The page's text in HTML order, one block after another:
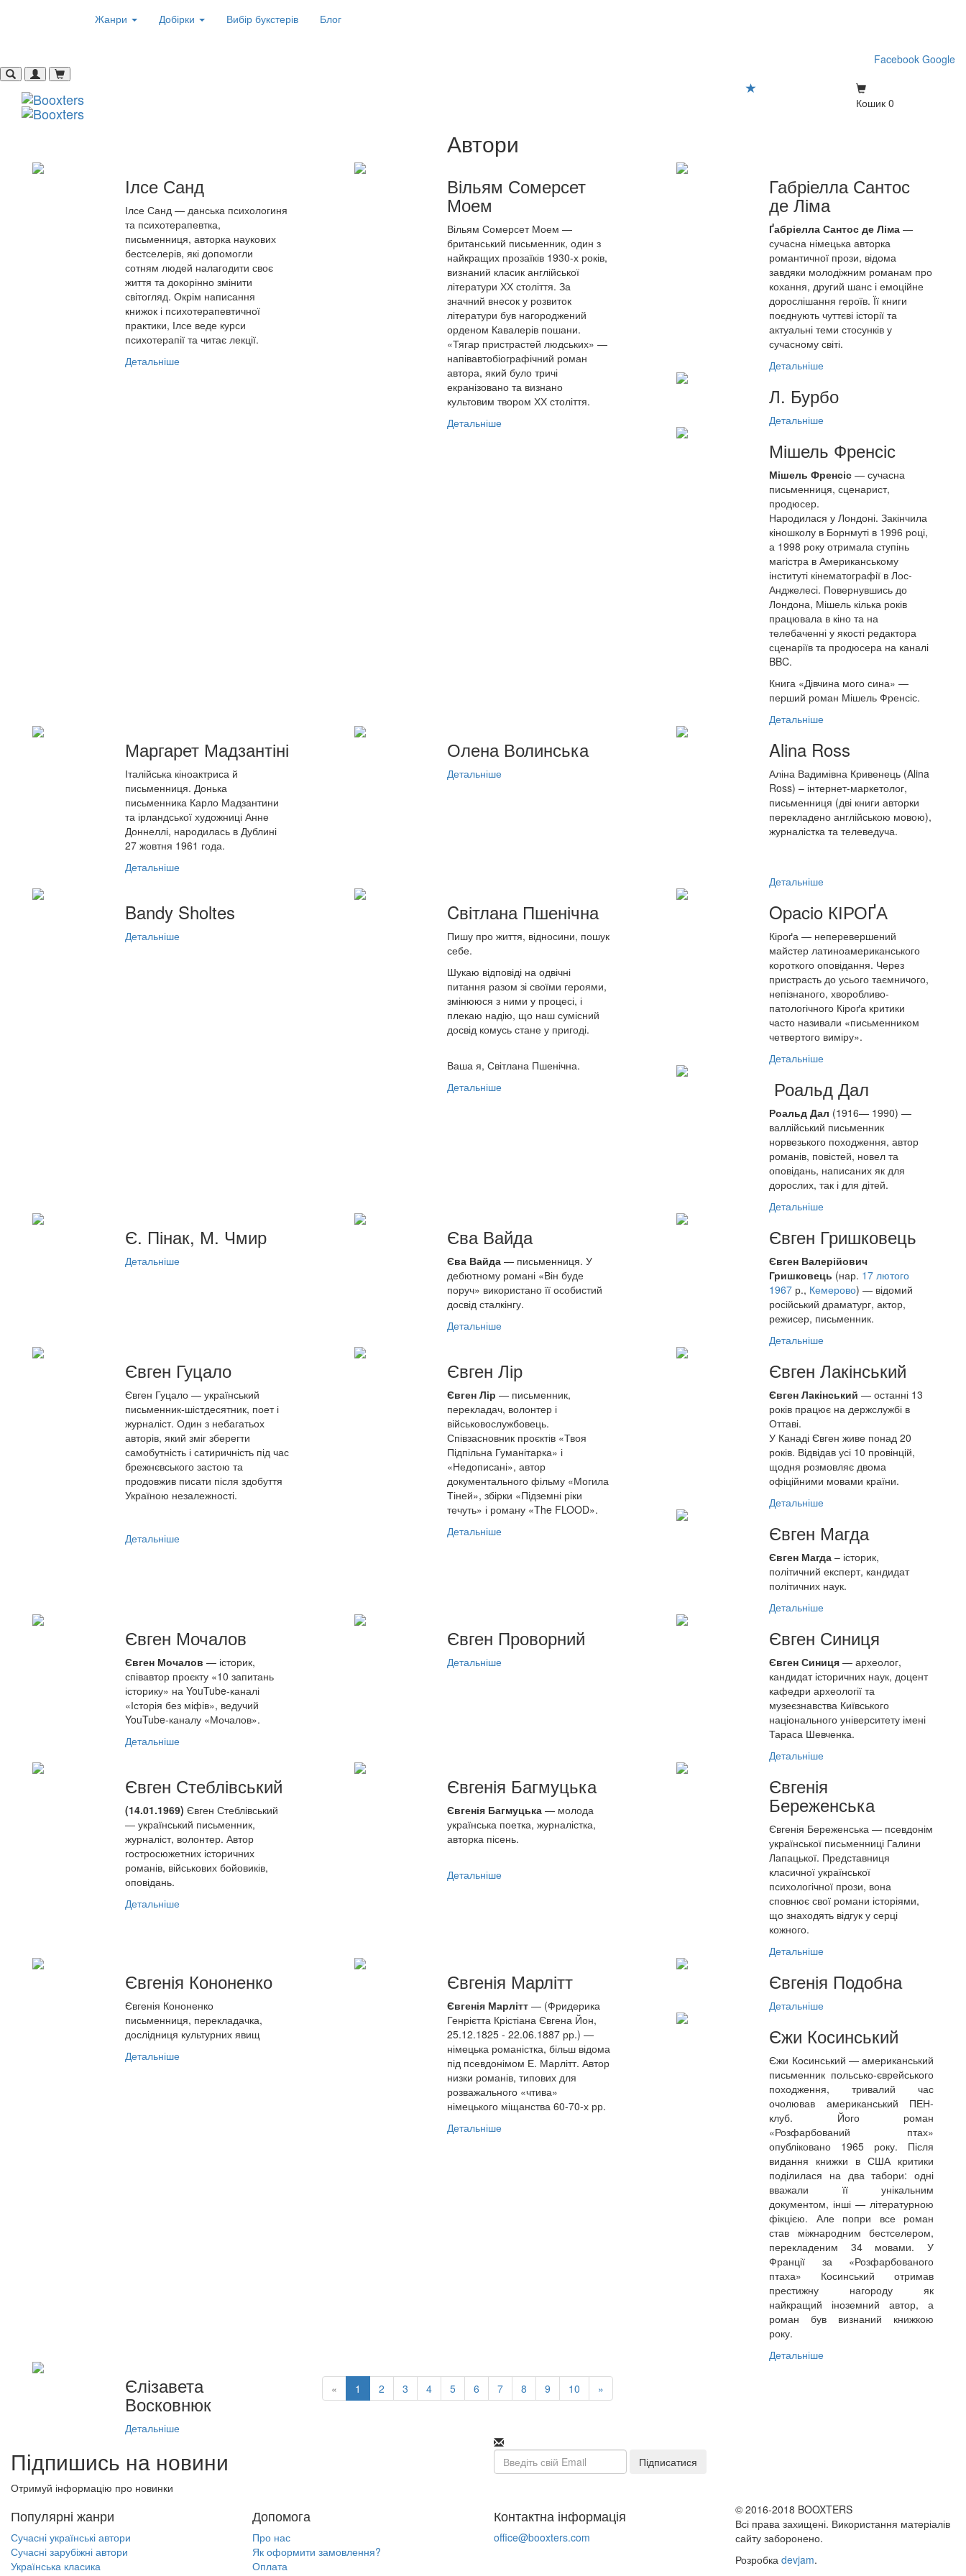
Жанри Добірки Вибір букстерів Блог
Facebook Google
Кошик 0
Автори
Ілсе Санд
Ілсе Санд — данська психологиня
та психотерапевтка,
письменниця, авторка наукових
бестселерів, які допомогли
сотням людей налагодити своє
життя та докорінно змінити
світогляд. Окрім написання
книжок і психотерапевтичної
практики, Ілсе веде курси
психотерапії та читає лекції.
Детальніше
Вільям Сомерсет
Моем
Вільям Сомерсет Моем —
британський письменник, один з
найкращих прозаїків 1930-х років,
визнаний класик англійської
літератури ХХ століття. За
значний внесок у розвиток
літератури був нагороджений
орденом Кавалерів пошани.
«Тягар пристрастей людських» —
напівавтобіографічний роман
автора, який було тричі
екранізовано та визнано
культовим твором ХХ століття.
Детальніше
Габріелла Сантос
де Ліма
Ґабріелла Сантос де Ліма —
сучасна німецька авторка
романтичної прози, відома
завдяки молодіжним романам про
кохання, другий шанс і емоційне
дорослішання героїв. Її книги
поєднують чуттєві історії та
актуальні теми стосунків у
сучасному світі.
Детальніше
Л. Бурбо
Детальніше
Мішель Френсіс
Мішель Френсіс — сучасна
письменниця, сценарист,
продюсер.
Народилася у Лондоні. Закінчила
кіношколу в Борнмуті в 1996 році,
а 1998 року отримала ступінь
магістра в Американському
інституті кінематографії в Лос-
Анджелесі. Повернувшись до
Лондона, Мішель кілька років
працювала в кіно та на
телебаченні у якості редактора
сценаріїв та продюсера на каналі
BBC.
Книга «Дівчина мого сина» —
перший роман Мішель Френсіс.
Детальніше
Маргарет Мадзантіні
Італійська кіноактриса й
письменниця. Донька
письменника Карло Мадзантини
та ірландської художниці Анне
Доннеллі, народилась в Дублині
27 жовтня 1961 года.
Детальніше
Олена Волинська
Детальніше
Alina Ross
Аліна Вадимівна Кривенець (Alina
Ross) – інтернет-маркетолог,
письменниця (дві книги авторки
перекладено англійською мовою),
журналістка та телеведуча.
Детальніше
Bandy Sholtes
Детальніше
Cвітлана Пшенічна
Пишу про життя, відносини, пошук
себе.
Шукаю відповіді на одвічні
питання разом зі своїми героями,
змінююся з ними у процесі, і
плекаю надію, що наш сумісний
досвід комусь стане у пригоді.
Ваша я, Світлана Пшенічна.
Детальніше
Opacio КІРОҐА
Кіроґа — неперевершений
майстер латиноамериканського
короткого оповідання. Через
пристрасть до усього таємничого,
непізнаного, хворобливо-
патологічного Кіроґа критики
часто називали «письменником
четвертого виміру».
Детальніше
Роальд Дал
Роальд Дал (1916— 1990) —
валлійський письменник
норвезького походження, автор
романів, повістей, новел та
оповідань, написаних як для
дорослих, так і для дітей.
Детальніше
Є. Пінак, М. Чмир
Детальніше
Єва Вайда
Єва Вайда — письменниця. У
дебютному романі «Він буде
поруч» використано її особистий
досвід сталкінгу.
Детальніше
Євген Гришковець
Євген Валерійович
Гришковець (нар. 17 лютого
1967 р., Кемерово) — відомий
російський драматург, актор,
режисер, письменник.
Детальніше
Євген Гуцало
Євген Гуцало — український
письменник-шістдесятник, поет і
журналіст. Один з небагатьох
авторів, який зміг зберегти
самобутність і сатиричність під час
брежнєвського застою та
продовжив писати після здобуття
Україною незалежності.
Детальніше
Євген Лір
Євген Лір — письменник,
перекладач, волонтер і
військовослужбовець.
Співзасновник проєктів «Твоя
Підпільна Гуманітарка» і
«Недописані», автор
документального фільму «Могила
Тіней», збірки «Підземні ріки
течуть» і роману «The FLOOD».
Детальніше
Євген Лакінський
Євген Лакінський — останні 13
років працює на держслужбі в
Оттаві.
У Канаді Євген живе понад 20
років. Відвідав усі 10 провінцій,
щодня розмовляє двома
офіційними мовами країни.
Детальніше
Євген Магда
Євген Магда– історик,
політичний експерт, кандидат
політичних наук.
Детальніше
Євген Мочалов
Євген Мочалов — історик,
співавтор проєкту «10 запитань
історику» на YouTube-каналі
«Історія без міфів», ведучий
YouTube-каналу «Мочалов».
Детальніше
Євген Проворний
Детальніше
Євген Синиця
Євген Синиця — археолог,
кандидат історичних наук, доцент
кафедри археології та
музеєзнавства Київського
національного університету імені
Тараса Шевченка.
Детальніше
Євген Стеблівський
(14.01.1969) Євген Стеблівський
— український письменник,
журналіст, волонтер. Автор
гостросюжетних історичних
романів, військових бойовиків,
оповідань.
Детальніше
Євгенія Багмуцька
Євгенія Багмуцька — молода
українська поетка, журналістка,
авторка пісень.
Детальніше
Євгенія
Береженська
Євгенія Береженська — псевдонім
української письменниці Галини
Лапацької. Представниця
класичної української
психологічної прози, вона
сповнює свої романи історіями,
що знаходять відгук у серці
кожного.
Детальніше
Євгенія Кононенко
Євгенія Кононенко
письменниця, перекладачка,
дослідниця культурних явищ
Детальніше
Євгенія Марлітт
Євгенія Марлітт — (Фридерика
Генрієтта Крістіана Євгена Йон,
25.12.1825 - 22.06.1887 рр.) —
німецька романістка, більш відома
під псевдонімом Е. Марлітт. Автор
низки романів, типових для
розважального «чтива»
німецького міщанства 60-70-х рр.
Детальніше
Євгенія Подобна
Детальніше
Єжи Косинський
Єжи Косинський — американський
письменник польсько-єврейського
походження, тривалий час
очолював американський ПЕН-
клуб. Його роман
«Розфарбований птах»
опубліковано 1965 року. Після
видання книжки в США критики
поділилася на два табори: одні
вважали її унікальним
документом, інші — літературною
фікцією. Але попри все роман
став міжнародним бестселером,
перекладеним 34 мовами. У
Франції за «Розфарбованого
птаха» Косинський отримав
престижну нагороду як
найкращий іноземний автор, а
роман був визнаний книжкою
року.
Детальніше
Єлізавета
Восковнюк
Детальніше
« 1 2 3 4 5 6 7 8 9 10 »
Підпишись на новини
Отримуй інформацію про новинки
Email Підписатися
Популярні жанри
Сучасні українські автори
Сучасні зарубіжні автори
Українська класика
Допомога
Про нас
Як оформити замовлення?
Оплата
Контактна інформація
office@booxters.com
© 2016-2018 BOOXTERS
Всі права захищені. Використання матеріалів
сайту заборонено.
Розробка devjam.